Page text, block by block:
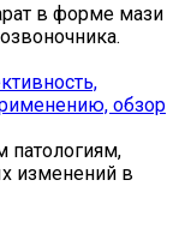
в форме мази
обзор
патологиям,
изменений в